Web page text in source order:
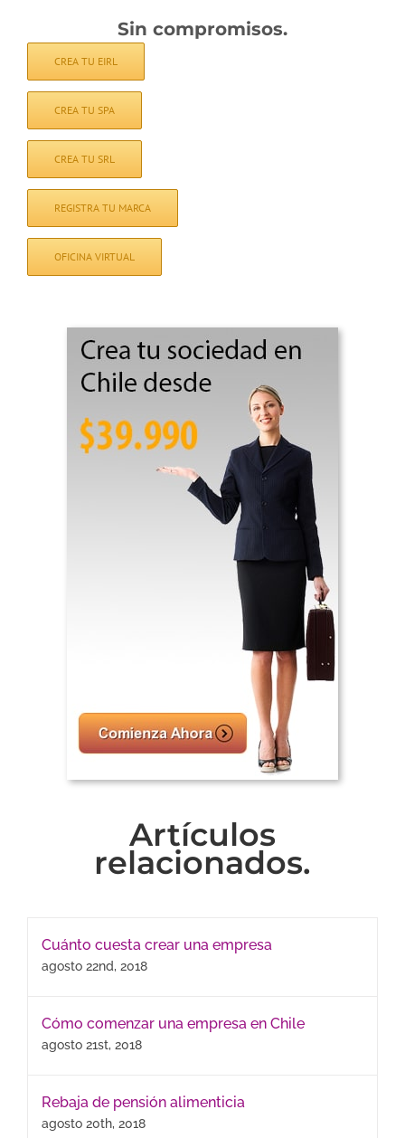
Sin compromisos.
CREA TU EIRL
CREA TU SPA
CREA TU SRL
REGISTRA TU MARCA
OFICINA VIRTUAL
Artículos
relacionados.
Cuánto cuesta crear una empresa
agosto 22nd, 2018
Cómo comenzar una empresa en Chile
agosto 21st, 2018
Rebaja de pensión alimenticia
agosto 20th, 2018